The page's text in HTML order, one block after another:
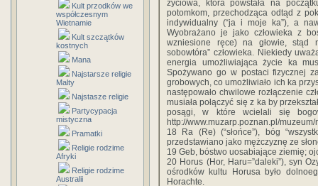
Kult przodków we
współczesnym
Wietnamie
Kult szczątków
kostnych
Mana
Najstarsze religie
Malty
Najstasze religie
Partycypacja
mistyczna
Pramatki
Religie rodzime
Afryki
Religie rodzime
Australii
życiowa, która powstała na
potomkom, przechodząca odtąd z
indywidualny (“ja i moje ka”), a
Wyobrażano je jako człowieka z
wzniesione ręce) na głowie, stąd
sobowtóra” człowieka. Niekiedy
energia umożliwiająca życie ka
Spożywano go w postaci fizycznej
grobowych, co umożliwiało ich ka
następowało chwilowe rozłączenie
musiała połączyć się z ka by
posągi, w które wcielali się
http://www.muzarp.poznan.pl/
18 Ra (Re) (“słońce”), bóg
przedstawiano jako mężczyznę ze
19 Geb, bóstwo uosabiające ziemię;
20 Horus (Hor, Haru=”daleki”), syn
ośrodków kultu Horusa było
Horachte.